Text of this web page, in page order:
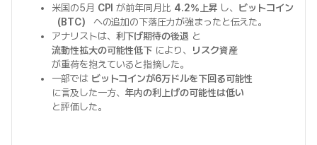
米国の5月 CPI が前年同月比 4.2%上昇 し、 ビットコイン
（BTC）
への追加の下落圧力が強まったと伝えた。
アナリストは、 利下げ期待の後退 と
流動性拡大の可能性低下 により、
リスク資産
が重荷を抱えていると指摘した。
一部では ビットコインが6万ドルを下回る可能性
に言及した一方、 年内の利上げの可能性は低い
と評価した。